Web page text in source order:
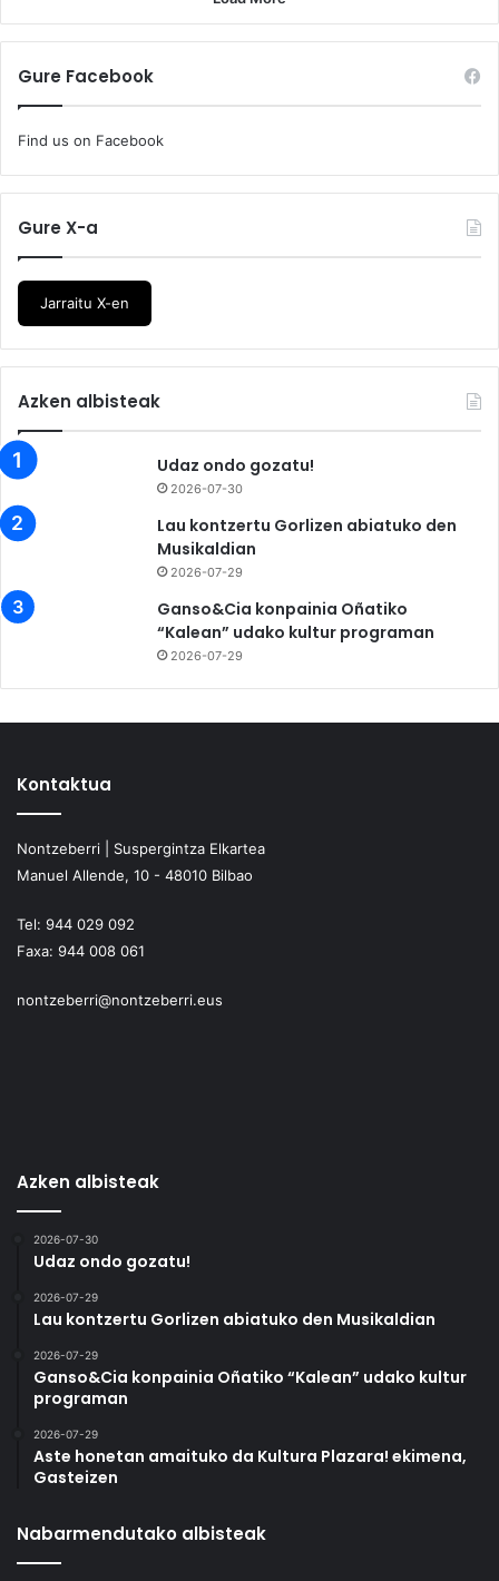
Gure Facebook
Find us on Facebook
Gure X-a
Jarraitu X-en
Azken albisteak
Udaz ondo gozatu!
2026-07-30
Lau kontzertu Gorlizen abiatuko den
Musikaldian
2026-07-29
Ganso&Cia konpainia Oñatiko
“Kalean” udako kultur programan
2026-07-29
Kontaktua
Nontzeberri | Suspergintza Elkartea
Manuel Allende, 10 - 48010 Bilbao
Tel: 944 029 092
Faxa: 944 008 061
nontzeberri@nontzeberri.eus
Azken albisteak
2026-07-30
Udaz ondo gozatu!
2026-07-29
Lau kontzertu Gorlizen abiatuko den Musikaldian
2026-07-29
Ganso&Cia konpainia Oñatiko “Kalean” udako kultur
programan
2026-07-29
Aste honetan amaituko da Kultura Plazara! ekimena,
Gasteizen
Nabarmendutako albisteak